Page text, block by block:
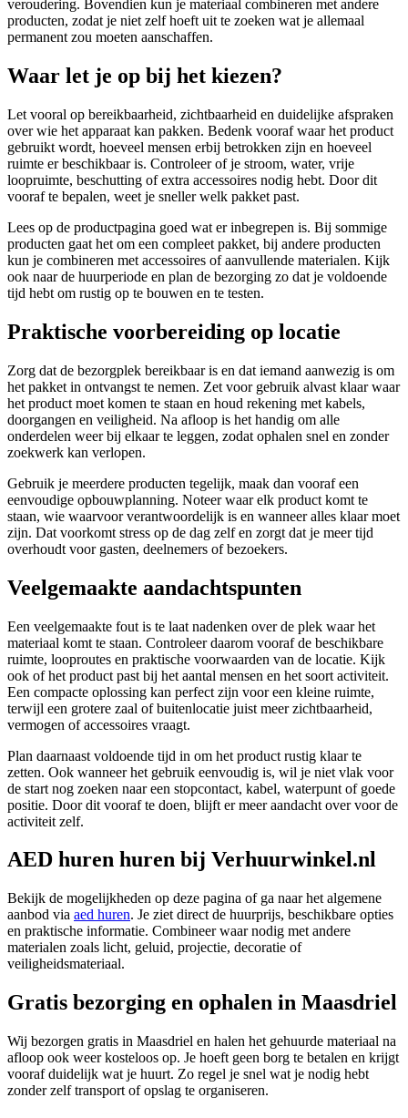
veroudering. Bovendien kun je materiaal combineren met andere
producten, zodat je niet zelf hoeft uit te zoeken wat je allemaal
permanent zou moeten aanschaffen.
Waar let je op bij het kiezen?
Let vooral op bereikbaarheid, zichtbaarheid en duidelijke afspraken
over wie het apparaat kan pakken. Bedenk vooraf waar het product
gebruikt wordt, hoeveel mensen erbij betrokken zijn en hoeveel
ruimte er beschikbaar is. Controleer of je stroom, water, vrije
loopruimte, beschutting of extra accessoires nodig hebt. Door dit
vooraf te bepalen, weet je sneller welk pakket past.
Lees op de productpagina goed wat er inbegrepen is. Bij sommige
producten gaat het om een compleet pakket, bij andere producten
kun je combineren met accessoires of aanvullende materialen. Kijk
ook naar de huurperiode en plan de bezorging zo dat je voldoende
tijd hebt om rustig op te bouwen en te testen.
Praktische voorbereiding op locatie
Zorg dat de bezorgplek bereikbaar is en dat iemand aanwezig is om
het pakket in ontvangst te nemen. Zet voor gebruik alvast klaar waar
het product moet komen te staan en houd rekening met kabels,
doorgangen en veiligheid. Na afloop is het handig om alle
onderdelen weer bij elkaar te leggen, zodat ophalen snel en zonder
zoekwerk kan verlopen.
Gebruik je meerdere producten tegelijk, maak dan vooraf een
eenvoudige opbouwplanning. Noteer waar elk product komt te
staan, wie waarvoor verantwoordelijk is en wanneer alles klaar moet
zijn. Dat voorkomt stress op de dag zelf en zorgt dat je meer tijd
overhoudt voor gasten, deelnemers of bezoekers.
Veelgemaakte aandachtspunten
Een veelgemaakte fout is te laat nadenken over de plek waar het
materiaal komt te staan. Controleer daarom vooraf de beschikbare
ruimte, looproutes en praktische voorwaarden van de locatie. Kijk
ook of het product past bij het aantal mensen en het soort activiteit.
Een compacte oplossing kan perfect zijn voor een kleine ruimte,
terwijl een grotere zaal of buitenlocatie juist meer zichtbaarheid,
vermogen of accessoires vraagt.
Plan daarnaast voldoende tijd in om het product rustig klaar te
zetten. Ook wanneer het gebruik eenvoudig is, wil je niet vlak voor
de start nog zoeken naar een stopcontact, kabel, waterpunt of goede
positie. Door dit vooraf te doen, blijft er meer aandacht over voor de
activiteit zelf.
AED huren huren bij Verhuurwinkel.nl
Bekijk de mogelijkheden op deze pagina of ga naar het algemene
aanbod via aed huren. Je ziet direct de huurprijs, beschikbare opties
en praktische informatie. Combineer waar nodig met andere
materialen zoals licht, geluid, projectie, decoratie of
veiligheidsmateriaal.
Gratis bezorging en ophalen in Maasdriel
Wij bezorgen gratis in Maasdriel en halen het gehuurde materiaal na
afloop ook weer kosteloos op. Je hoeft geen borg te betalen en krijgt
vooraf duidelijk wat je huurt. Zo regel je snel wat je nodig hebt
zonder zelf transport of opslag te organiseren.